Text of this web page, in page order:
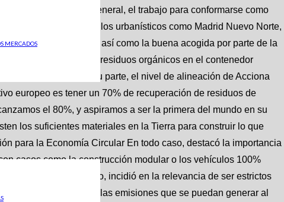
MERCADOS
desde el ámbito general, el trabajo para conformarse como
, y el apoyo a desarrollos urbanísticos como Madrid Nuevo Norte,
Climática», así como la buena acogida por parte de la
el de depositar los residuos orgánicos en el contenedor
comentó, por su parte, el nivel de alineación de Acciona
europeo es tener un 70% de recuperación de residuos de
el 80%, y aspiramos a ser la primera del mundo en su
los suficientes materiales en la Tierra para construir lo que
para la Economía Circular En todo caso, destacó la importancia
casos como la construcción modular o los vehículos 100%
a la profesora Moreno, incidió en la relevancia de ser estrictos
hay que cuidar de las emisiones que se puedan generar al